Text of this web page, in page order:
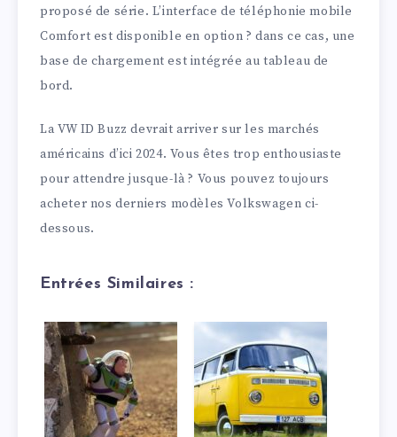
proposé de série. L’interface de téléphonie mobile
Comfort est disponible en option ? dans ce cas, une
base de chargement est intégrée au tableau de
bord.
La VW ID Buzz devrait arriver sur les marchés
américains d’ici 2024. Vous êtes trop enthousiaste
pour attendre jusque-là ? Vous pouvez toujours
acheter nos derniers modèles Volkswagen ci-
dessous.
Entrées Similaires :